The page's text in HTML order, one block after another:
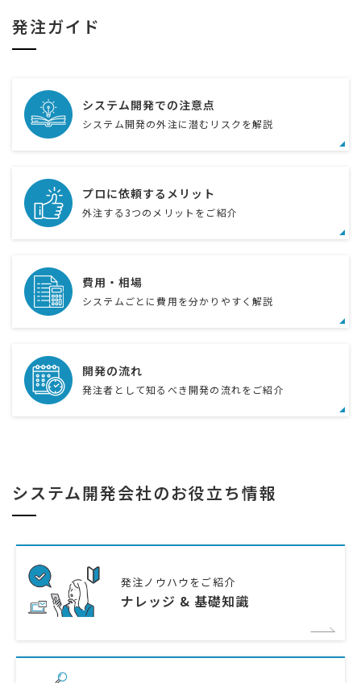
発注ガイド
システム開発での注意点
システム開発の外注に潜むリスクを解説
プロに依頼するメリット
外注する3つのメリットをご紹介
費用・相場
システムごとに費用を分かりやすく解説
開発の流れ
発注者として知るべき開発の流れをご紹介
システム開発会社のお役立ち情報
発注ノウハウをご紹介
ナレッジ & 基礎知識